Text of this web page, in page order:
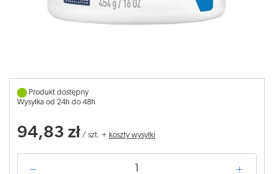
Produkt dostępny
Wysyłka od 24h do 48h
94,83 zł / szt. + koszty wysyłki